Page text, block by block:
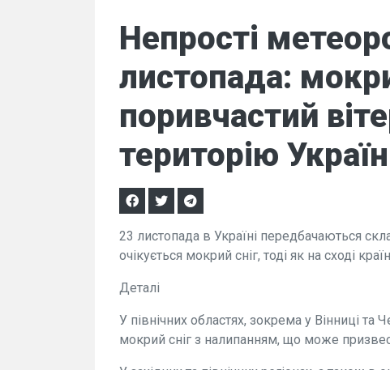
Непрості
листопада:
поривчастий
територію
23 листопада в Україні передбачаються
очікується мокрий сніг, тоді як на сході
Деталі
У північних областях, зокрема у Вінниці та
мокрий сніг з налипанням, що може